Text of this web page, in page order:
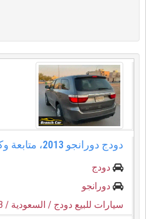
دودج دورانجو 2013، متابعة وكالة، مكينة مبدلة،...
دودج
دورانجو
سيارات للبيع دودج / السعودية / 2013